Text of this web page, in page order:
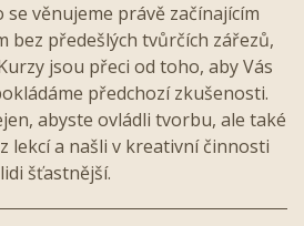
se věnujeme právě začínajícím
bez předešlých tvůrčích zářezů,
jsou přeci od toho, aby Vás
předchozí zkušenosti.
abyste ovládli tvorbu, ale také
lekcí a našli v kreativní činnosti
šťastnější.